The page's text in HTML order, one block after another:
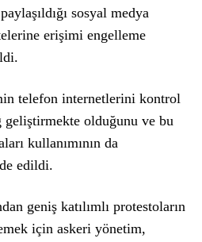
sosyal medya
erişimi engelleme
telefon internetlerini kontrol
olduğunu ve bu
kullanımının da
edildi.
geniş katılımlı protestoların
için askeri yönetim,